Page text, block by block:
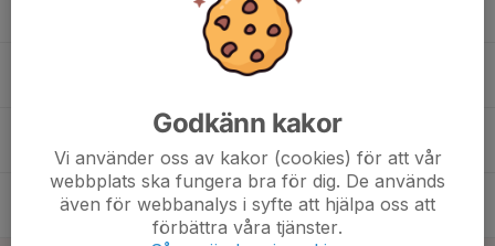
Godkänn kakor
Vi använder oss av kakor (cookies) för att vår
webbplats ska fungera bra för dig. De används
även för webbanalys i syfte att hjälpa oss att
förbättra våra tjänster.